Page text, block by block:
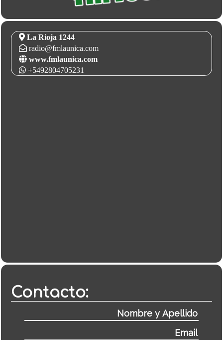
La Rioja 1244
radio@fmlaunica.com
www.fmlaunica.com
+5492804705231
Contacto: